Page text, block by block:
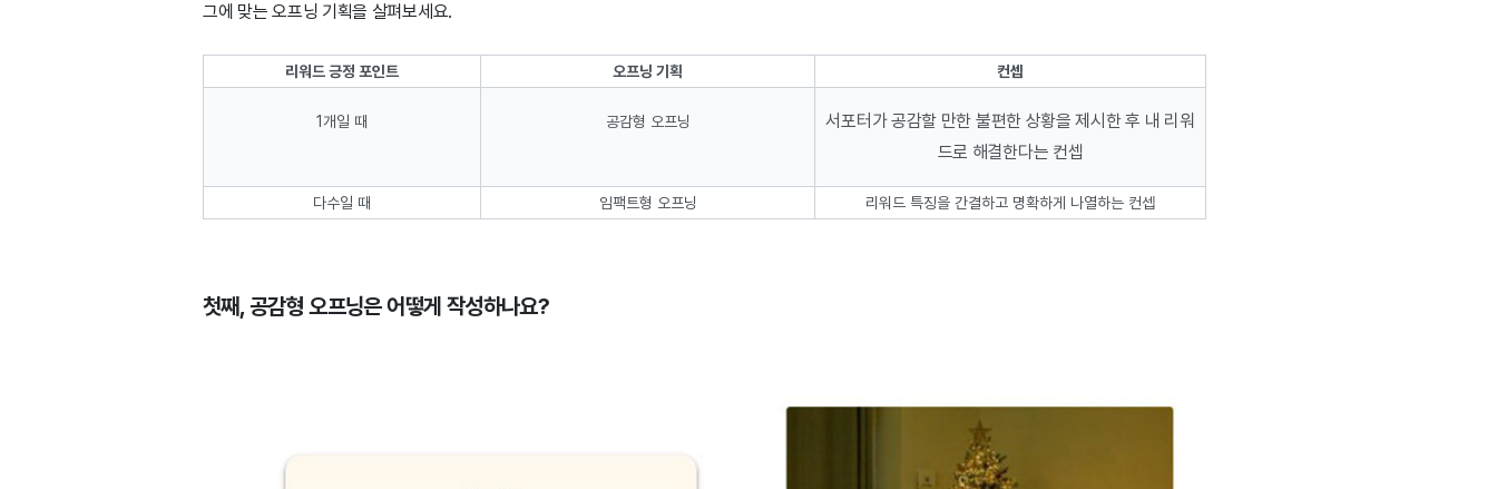
그에 맞는 오프닝 기획을 살펴보세요.
리워드 긍정 포인트 오프닝 기획 컨셉
1개일 때 공감형 오프닝 서포터가 공감할 만한 불편한 상황을 제시한 후 내 리워
드로 해결한다는 컨셉
다수일 때 임팩트형 오프닝 리워드 특징을 간결하고 명확하게 나열하는 컨셉
첫째, 공감형 오프닝은 어떻게 작성하나요?